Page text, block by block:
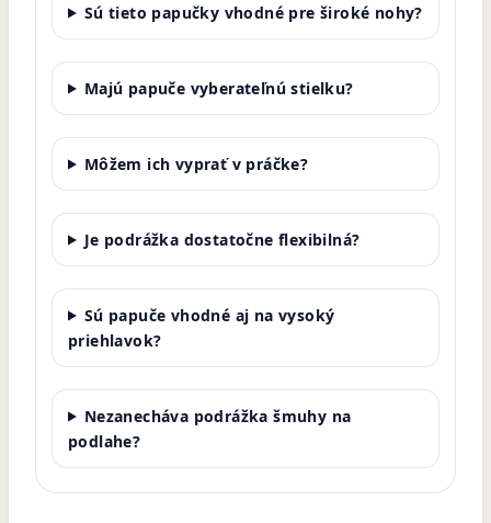
Sú tieto papučky vhodné pre široké nohy?
Majú papuče vyberateľnú stielku?
Môžem ich vyprať v práčke?
Je podrážka dostatočne flexibilná?
Sú papuče vhodné aj na vysoký
priehlavok?
Nezanecháva podrážka šmuhy na
podlahe?